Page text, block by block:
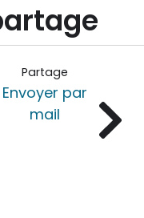
Partage
Envoyer par
mail